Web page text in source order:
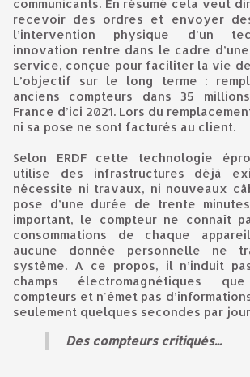
communicants. En résumé cela veut
recevoir des ordres et envoyer
l’intervention physique d’un
innovation rentre dans le cadre
service, conçue pour faciliter la vie
L’objectif sur le long terme :
anciens compteurs dans 35
France d’ici 2021. Lors du
ni sa pose ne sont facturés au client.
Selon ERDF cette technologie
utilise des infrastructures déjà
nécessite ni travaux, ni nouveaux
pose d’une durée de trente
important, le compteur ne connaît
consommations de chaque
aucune donnée personnelle ne
système. A ce propos, il n’induit
champs électromagnétiques
compteurs et n'émet pas
seulement quelques secondes par
Des compteurs critiqués...